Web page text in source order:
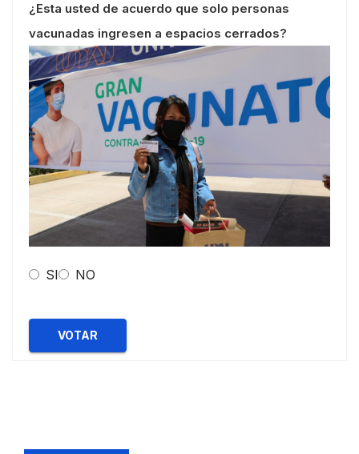
¿Esta usted de acuerdo que solo personas
vacunadas ingresen a espacios cerrados?
SI NO
VOTAR